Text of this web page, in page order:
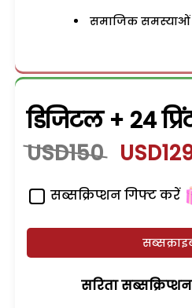
समाजिक
डिजिटल + 24
USD150
सब्सक्रिप्शन गिफ्ट करें
सरिता